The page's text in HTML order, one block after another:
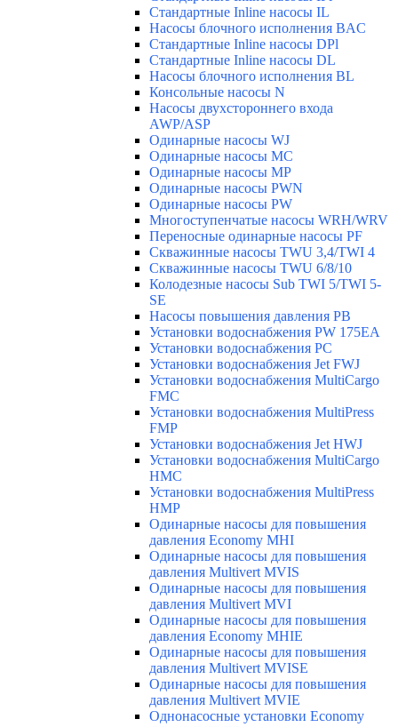
Стандартные Inline насосы IL
Насосы блочного исполнения BAC
Стандартные Inline насосы DPl
Стандартные Inline насосы DL
Насосы блочного исполнения BL
Консольные насосы N
Насосы двухстороннего входа
AWP/ASP
Одинарные насосы WJ
Одинарные насосы MC
Одинарные насосы MP
Одинарные насосы PWN
Одинарные насосы PW
Многоступенчатые насосы WRH/WRV
Переносные одинарные насосы PF
Скважинные насосы TWU 3,4/TWI 4
Скважинные насосы TWU 6/8/10
Колодезные насосы Sub TWI 5/TWI 5-
SE
Насосы повышения давления PB
Установки водоснабжения PW 175EA
Установки водоснабжения PC
Установки водоснабжения Jet FWJ
Установки водоснабжения MultiCargo
FMC
Установки водоснабжения MultiPress
FMP
Установки водоснабжения Jet HWJ
Установки водоснабжения MultiCargo
HMC
Установки водоснабжения MultiPress
HMP
Одинарные насосы для повышения
давления Economy MHI
Одинарные насосы для повышения
давления Multivert MVIS
Одинарные насосы для повышения
давления Multivert MVI
Одинарные насосы для повышения
давления Economy MHIE
Одинарные насосы для повышения
давления Multivert MVISE
Одинарные насосы для повышения
давления Multivert MVIE
Однонасосные установки Economy